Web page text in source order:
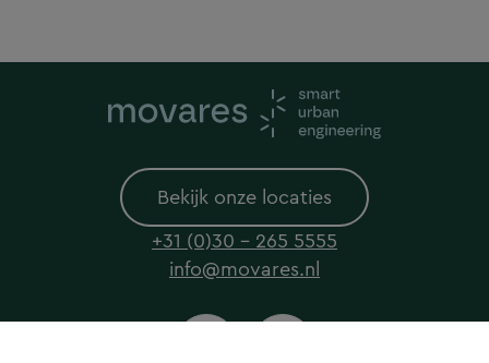
Bekijk onze locaties
+31 (0)30 - 265 5555
info@movares.nl